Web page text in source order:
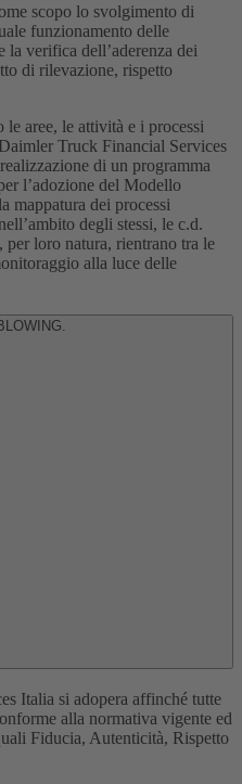
scopo lo svolgimento di
funzionamento delle
la verifica dell’aderenza dei
di rilevazione, rispetto
aree, le attività e i processi
Truck Financial Services
di un programma
l’adozione del Modello
mappatura dei processi
degli stessi, le c.d.
per loro natura, rientrano tra le
alla luce delle
Italia si adopera affinché tutte
alla normativa vigente ed
Fiducia, Autenticità, Rispetto